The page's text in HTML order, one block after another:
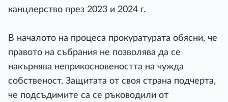
канцлерство през 2023 и 2024 г.
В началото на процеса прокуратурата обясни, че
правото на събрания не позволява да се
накърнява неприкосновеността на чужда
собственост. Защитата от своя страна подчерта,
че подсъдимите са се ръководили от